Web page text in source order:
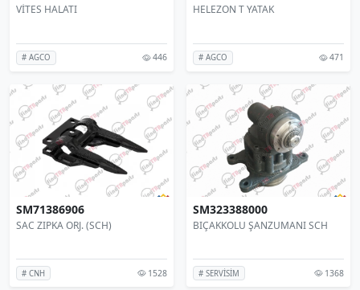
VİTES HALATI
# AGCO 446
HELEZON T YATAK
# AGCO 471
SM71386906
SAC ZIPKA ORJ. (SCH)
# CNH 1528
SM323388000
BIÇAKKOLU ŞANZUMANI SCH
# SERVİSİM 1368